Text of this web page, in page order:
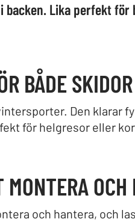
Lika perfekt för
BÅDE
Den
för helgresor eller
och hantera, och